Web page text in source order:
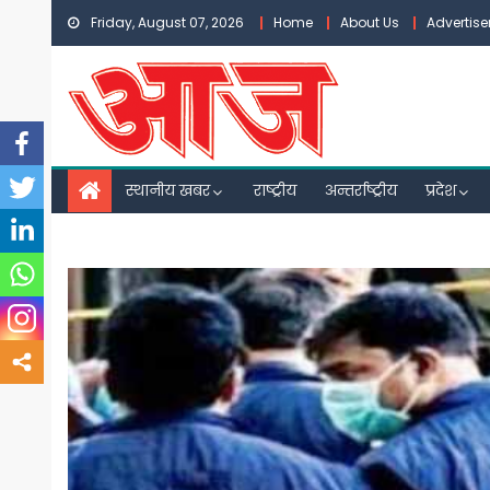
Skip
content
Friday, August 07, 2026 Home About Us
स्थानीय खबर राष्ट्रीय अन्तर्राष्ट्रीय प्रदेश